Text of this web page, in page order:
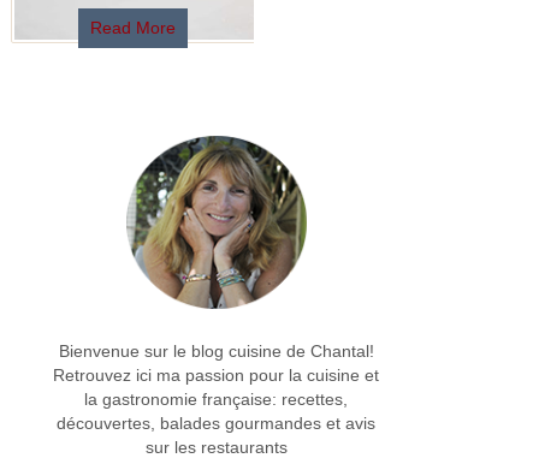
Read More
Bienvenue sur le blog cuisine de Chantal!
Retrouvez ici ma passion pour la cuisine et
la gastronomie française: recettes,
découvertes, balades gourmandes et avis
sur les restaurants